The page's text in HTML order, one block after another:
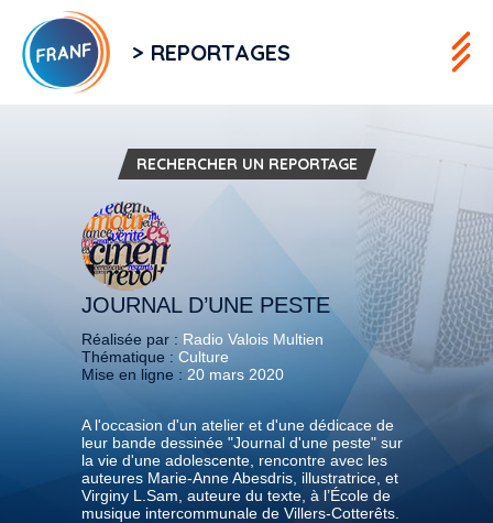
> REPORTAGES
RECHERCHER UN REPORTAGE
JOURNAL D’UNE PESTE
Réalisée par : Radio Valois Multien
Thématique : Culture
Mise en ligne : 20 mars 2020
A l'occasion d'un atelier et d'une dédicace de
leur bande dessinée "Journal d'une peste" sur
la vie d'une adolescente, rencontre avec les
auteures Marie-Anne Abesdris, illustratrice, et
Virginy L.Sam, auteure du texte, à l’École de
musique intercommunale de Villers-Cotterêts.